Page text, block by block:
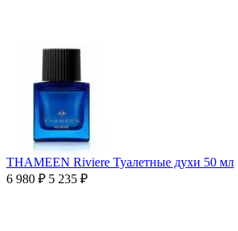
THAMEEN Riviere Туалетные духи 50 мл
6 980 ₽ 5 235 ₽